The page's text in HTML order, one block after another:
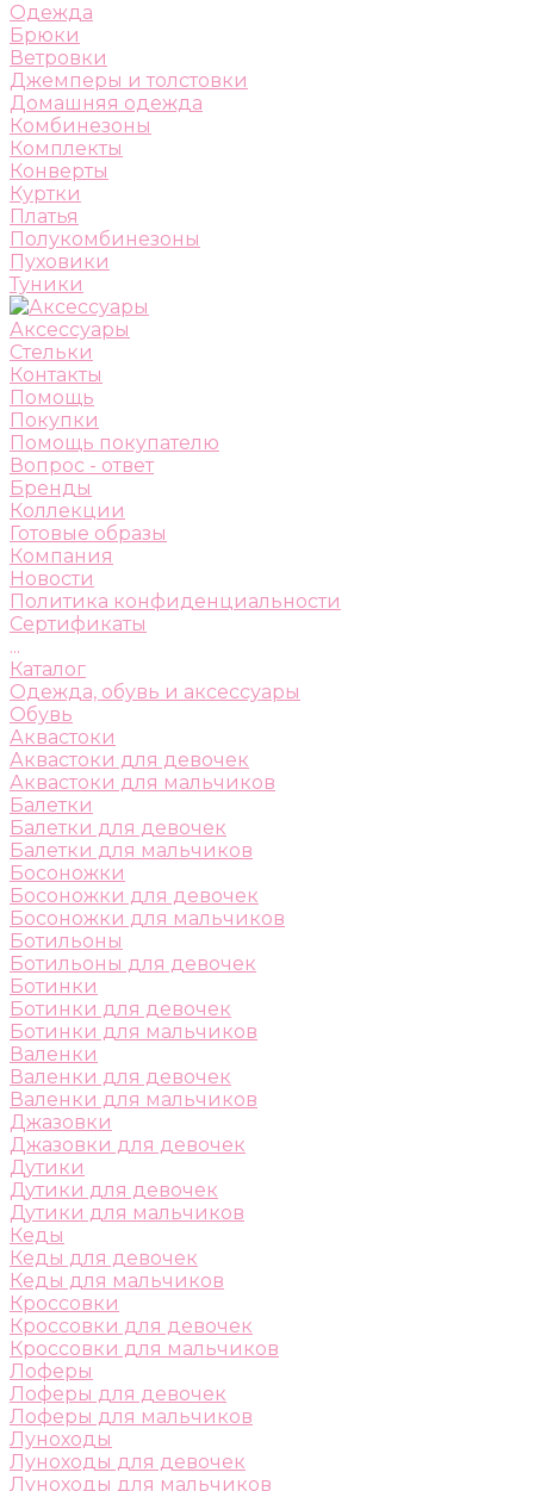
Одежда
Брюки
Ветровки
Джемперы и толстовки
Домашняя одежда
Комбинезоны
Комплекты
Конверты
Куртки
Платья
Полукомбинезоны
Пуховики
Туники
Аксессуары
Стельки
Контакты
Помощь
Покупки
Помощь покупателю
Вопрос - ответ
Бренды
Коллекции
Готовые образы
Компания
Новости
Политика конфиденциальности
Сертификаты
...
Каталог
Одежда, обувь и аксессуары
Обувь
Аквастоки
Аквастоки для девочек
Аквастоки для мальчиков
Балетки
Балетки для девочек
Балетки для мальчиков
Босоножки
Босоножки для девочек
Босоножки для мальчиков
Ботильоны
Ботильоны для девочек
Ботинки
Ботинки для девочек
Ботинки для мальчиков
Валенки
Валенки для девочек
Валенки для мальчиков
Джазовки
Джазовки для девочек
Дутики
Дутики для девочек
Дутики для мальчиков
Кеды
Кеды для девочек
Кеды для мальчиков
Кроссовки
Кроссовки для девочек
Кроссовки для мальчиков
Лоферы
Лоферы для девочек
Лоферы для мальчиков
Луноходы
Луноходы для девочек
Луноходы для мальчиков